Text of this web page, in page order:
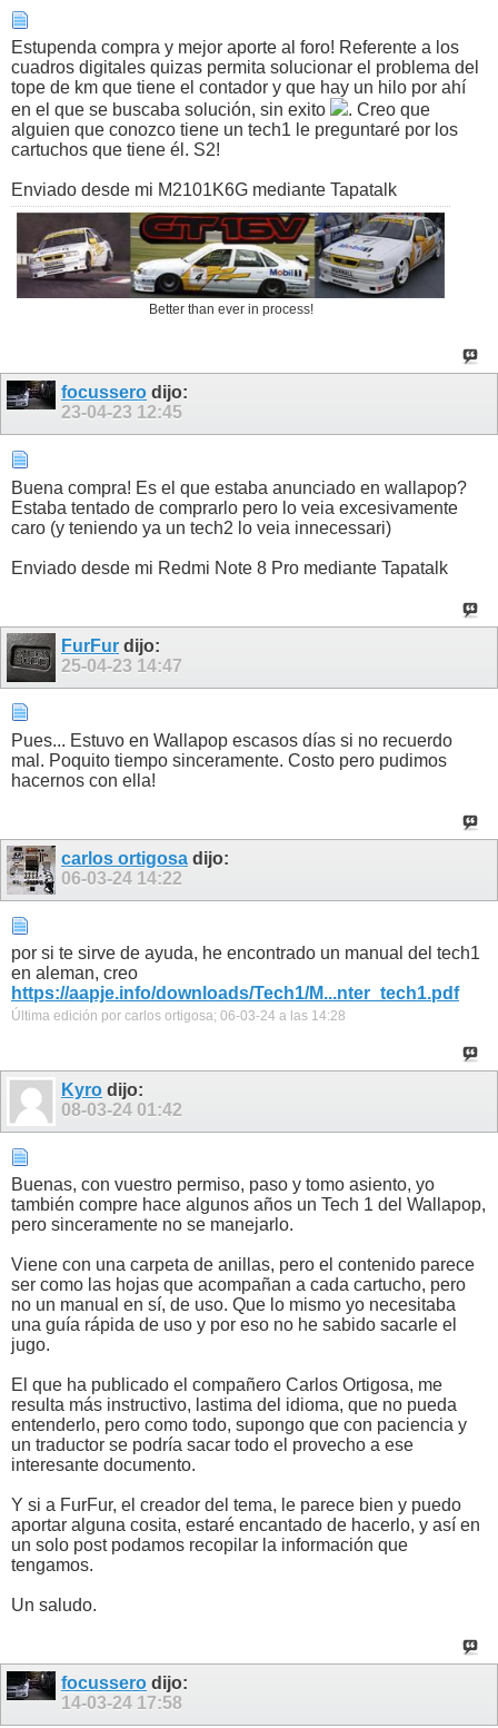
Estupenda compra y mejor aporte al foro! Referente a los
cuadros digitales quizas permita solucionar el problema del
tope de km que tiene el contador y que hay un hilo por ahí
en el que se buscaba solución, sin exito
. Creo que
alguien que conozco tiene un tech1 le preguntaré por los
cartuchos que tiene él. S2!
Enviado desde mi M2101K6G mediante Tapatalk
Better than ever in process!
focussero dijo:
23-04-23 12:45
Buena compra! Es el que estaba anunciado en wallapop?
Estaba tentado de comprarlo pero lo veia excesivamente
caro (y teniendo ya un tech2 lo veia innecessari)
Enviado desde mi Redmi Note 8 Pro mediante Tapatalk
FurFur dijo:
25-04-23 14:47
Pues... Estuvo en Wallapop escasos días si no recuerdo
mal. Poquito tiempo sinceramente. Costo pero pudimos
hacernos con ella!
carlos ortigosa dijo:
06-03-24 14:22
por si te sirve de ayuda, he encontrado un manual del tech1
en aleman, creo
https://aapje.info/downloads/Tech1/M...nter_tech1.pdf
Última edición por carlos ortigosa; 06-03-24 a las 14:28
Kyro dijo:
08-03-24 01:42
Buenas, con vuestro permiso, paso y tomo asiento, yo
también compre hace algunos años un Tech 1 del Wallapop,
pero sinceramente no se manejarlo.
Viene con una carpeta de anillas, pero el contenido parece
ser como las hojas que acompañan a cada cartucho, pero
no un manual en sí, de uso. Que lo mismo yo necesitaba
una guía rápida de uso y por eso no he sabido sacarle el
jugo.
El que ha publicado el compañero Carlos Ortigosa, me
resulta más instructivo, lastima del idioma, que no pueda
entenderlo, pero como todo, supongo que con paciencia y
un traductor se podría sacar todo el provecho a ese
interesante documento.
Y si a FurFur, el creador del tema, le parece bien y puedo
aportar alguna cosita, estaré encantado de hacerlo, y así en
un solo post podamos recopilar la información que
tengamos.
Un saludo.
focussero dijo:
14-03-24 17:58